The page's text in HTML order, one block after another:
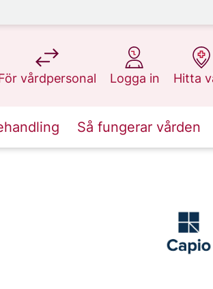
vårdpersonal
på 1177.se
Logga in
på 1177.se
Hitta
på
Så fungerar vården